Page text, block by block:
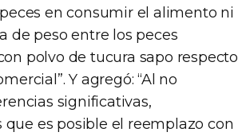
en consumir el alimento ni
de peso entre los peces
polvo de tucura sapo respecto
Y agregó: “Al no
significativas,
es posible el reemplazo con